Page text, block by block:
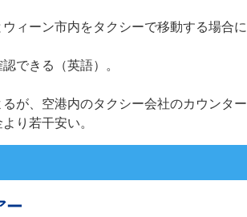
ウィーン市内をタクシーで移動する場合に
できる（英語）。
が、 空港内のタクシー会社のカウンター
り若干安い。
ー